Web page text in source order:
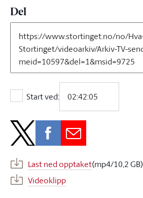
Del
Start ved:
Start ved:
Last ned opptaket(mp4/10,2 GB)
Videoklipp